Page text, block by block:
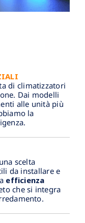
di climatizzatori
Dai modelli
alle unità più
la
scelta
da installare e
efficienza
che si integra